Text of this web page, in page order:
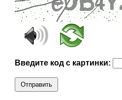
Введите код с картинки:
Отправить